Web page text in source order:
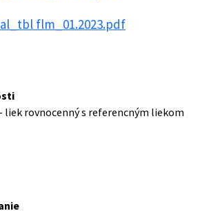
flm_01.2023.pdf
liek rovnocenný s referencným liekom